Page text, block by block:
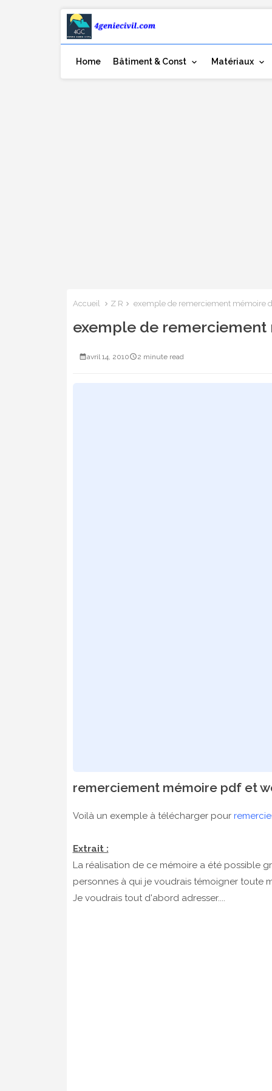
Home Bâtiment & Const Matériaux
Accueil Z R exemple de remerciement mémoire
exemple de
avril 14, 2010 2 minute read
remerciement mémoire pdf et
Voilà un exemple à télécharger pour
Extrait :
La réalisation de ce mémoire a été possible
personnes à qui je voudrais témoigner toute
Je voudrais tout d'abord adresser....